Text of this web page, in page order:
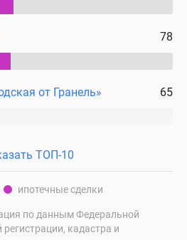
78
от Гранель» 65
ТОП-10
ипотечные сделки
по данным Федеральной
кадастра и